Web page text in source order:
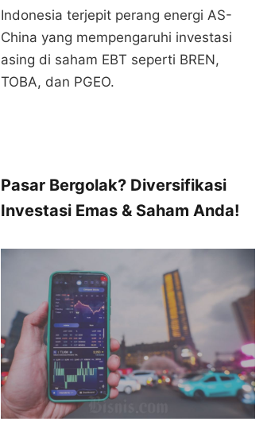
Indonesia terjepit perang energi AS-
China yang mempengaruhi investasi
asing di saham EBT seperti BREN,
TOBA, dan PGEO.
Pasar Bergolak? Diversifikasi
Investasi Emas & Saham Anda!